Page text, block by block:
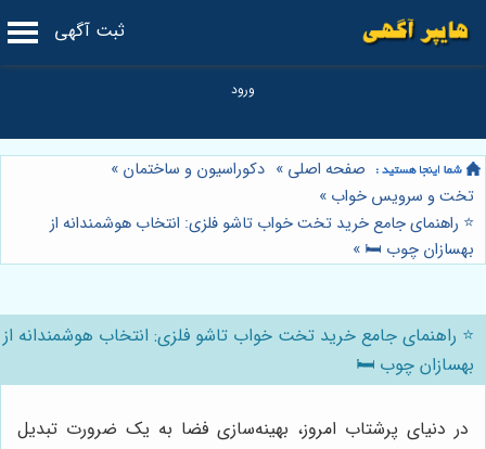
ثبت آگهی
صفحه اصلی » دکوراسیون و ساختمان »
تخت و سرویس خواب »
⭐️ راهنمای جامع خرید تخت خواب تاشو فلزی: انتخاب هوشمندانه از
بهسازان چوب 🛏️ »
⭐️ راهنمای جامع خرید تخت خواب تاشو فلزی: انتخاب هوشمندانه از
بهسازان چوب 🛏️
در دنیای پرشتاب امروز، بهینه‌سازی فضا به یک ضرورت تبدیل